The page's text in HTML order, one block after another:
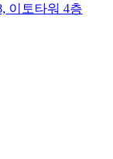
이토타워 4층